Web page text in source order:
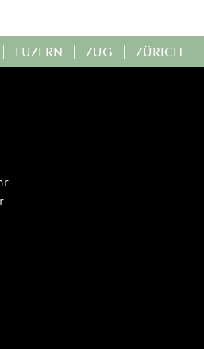
| LUZERN | ZUG | ZÜRICH